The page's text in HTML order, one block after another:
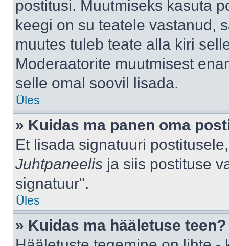
postitusi. Muutmiseks kasuta
keegi on su teatele vastanud,
muutes tuleb teate alla kiri
Moderaatorite muutmisest
selle omal soovil lisada.
Üles
» Kuidas ma panen oma
Et lisada signatuuri
Juhtpaneelis ja siis postituse
signatuur".
Üles
» Kuidas ma hääletuse teen?